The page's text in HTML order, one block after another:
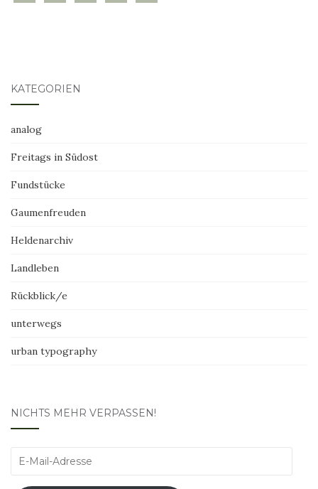
KATEGORIEN
analog
Freitags in Südost
Fundstücke
Gaumenfreuden
Heldenarchiv
Landleben
Rückblick/e
unterwegs
urban typography
NICHTS MEHR VERPASSEN!
E-